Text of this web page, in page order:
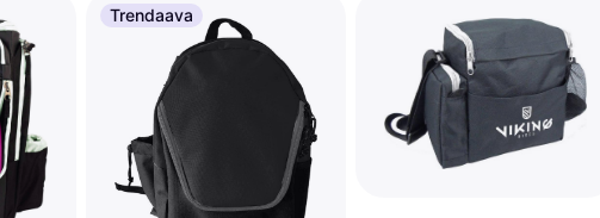
Trendaava